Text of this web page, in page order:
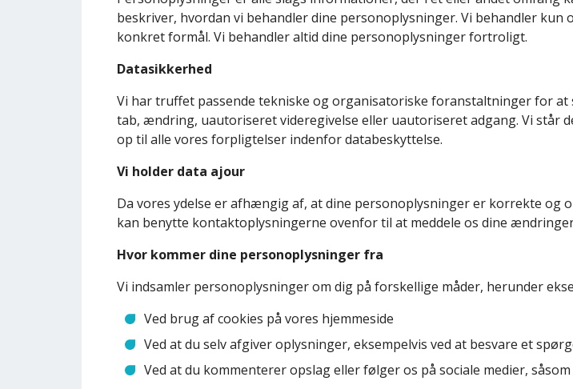
beskriver, hvordan vi behandler dine personoplysninger. Vi behandler
konkret formål. Vi behandler altid dine personoplysninger fortroligt.
Datasikkerhed
Vi har truffet passende tekniske og organisatoriske foranstaltninger for
tab, ændring, uautoriseret videregivelse eller uautoriseret adgang. Vi står
op til alle vores forpligtelser indenfor databeskyttelse.
Vi holder data ajour
Da vores ydelse er afhængig af, at dine personoplysninger er korrekte og
kan benytte kontaktoplysningerne ovenfor til at meddele os dine
Hvor kommer dine personoplysninger fra
Vi indsamler personoplysninger om dig på forskellige måder, herunder
Ved brug af cookies på vores hjemmeside
Ved at du selv afgiver oplysninger, eksempelvis ved at besvare et
Ved at du kommenterer opslag eller følger os på sociale medier,